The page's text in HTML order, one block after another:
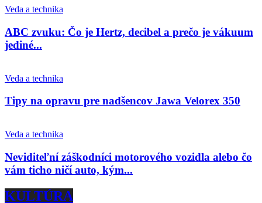
Veda a technika
ABC zvuku: Čo je Hertz, decibel a prečo je vákuum
jediné...
Veda a technika
Tipy na opravu pre nadšencov Jawa Velorex 350
Veda a technika
Neviditeľní záškodníci motorového vozidla alebo čo
vám ticho ničí auto, kým...
KULTÚRA